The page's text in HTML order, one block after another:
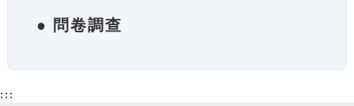
● 問卷調查
:::